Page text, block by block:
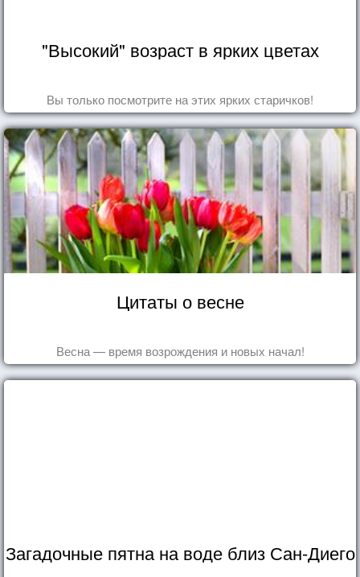
"Высокий" возраст в ярких цветах
Вы только посмотрите на этих ярких старичков!
Цитаты о весне
Весна — время возрождения и новых начал!
Загадочные пятна на воде близ Сан-Диего